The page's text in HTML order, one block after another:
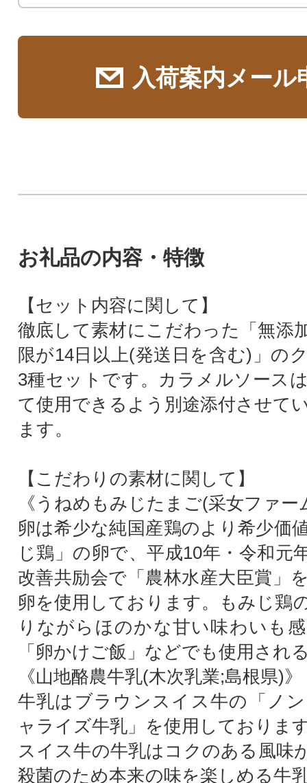
入荷案内メール
お礼品の内容・特徴
【セット内容に関して】
徹底して素材にこだわった「無添
限が14日以上(発送日を含む)」の
3種セットです。カラメルソース
て使用できるよう別途添付させて
ます。
【こだわりの素材に関して】
《うねめもみじたまご(采女ファー
卵は希少な純国産鶏のより希少価
じ鶏」の卵で、平成10年・令和元
改善共励会で「農林水産大臣賞」
卵を使用しております。もみじ鶏
りながらほのかな甘い味わいも
「卵かけご飯」などでも使用され
《山地酪農牛乳(木次乳業;島根県)》
牛乳はブラウンスイス牛の「ノ
ャライズ牛乳」を使用しておりま
スイス牛の牛乳はコクのある風味
殺菌のため本来の味を楽しめる牛